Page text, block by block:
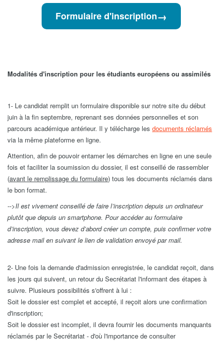
Formulaire d'inscription→
Modalités d'inscription pour les étudiants européens ou assimilés
1- Le candidat remplit un formulaire disponible sur notre site du début
juin à la fin septembre, reprenant ses données personnelles et son
parcours académique antérieur. Il y télécharge les documents réclamés
via la même plateforme en ligne.
Attention, afin de pouvoir entamer les démarches en ligne en une seule
fois et faciliter la soumission du dossier, il est conseillé de rassembler
(avant le remplissage du formulaire) tous les documents réclamés dans
le bon format.
-->Il est vivement conseillé de faire l’inscription depuis un ordinateur
plutôt que depuis un smartphone. Pour accéder au formulaire
d’inscription, vous devez d’abord créer un compte, puis confirmer votre
adresse mail en suivant le lien de validation envoyé par mail.
2- Une fois la demande d'admission enregistrée, le candidat reçoit, dans
les jours qui suivent, un retour du Secrétariat l'informant des étapes à
suivre. Plusieurs possibilités s'offrent à lui :
Soit le dossier est complet et accepté, il reçoit alors une confirmation
d'inscription;
Soit le dossier est incomplet, il devra fournir les documents manquants
réclamés par le Secrétariat - d'où l'importance de consulter